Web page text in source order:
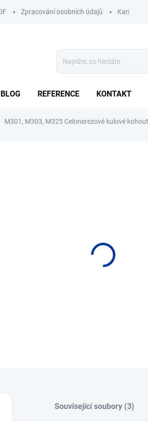
Zpracování osobních údajů Kariéra
BLOG REFERENCE KONTAKT
M301, M303, M325 Celonerezové kulové
Související soubory (3)